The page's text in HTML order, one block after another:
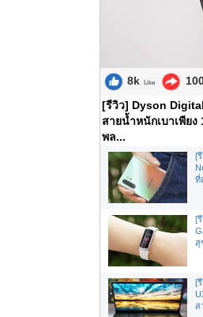
8k Like
[รีวิว] Dyson
สายน้ำหนักเบาเพียง
พล...
[
ที่
[
สุ
[
ส